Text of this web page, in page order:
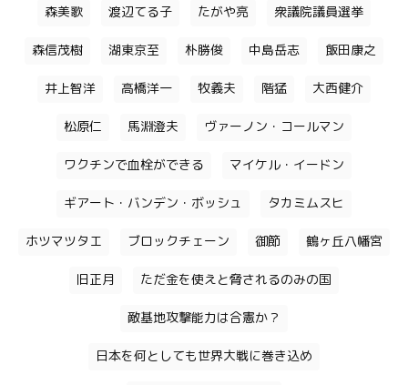
森美歌 渡辺てる子 たがや亮 衆議院議員選挙
森信茂樹 湖東京至 朴勝俊 中島岳志 飯田康之
井上智洋 高橋洋一 牧義夫 階猛 大西健介
松原仁 馬淵澄夫 ヴァーノン・コールマン
ワクチンで血栓ができる マイケル・イードン
ギアート・バンデン・ボッシュ タカミムスヒ
ホツマツタエ ブロックチェーン 御節 鶴ヶ丘八幡宮
旧正月 ただ金を使えと脅されるのみの国
敵基地攻撃能力は合憲か？
日本を何としても世界大戦に巻き込め